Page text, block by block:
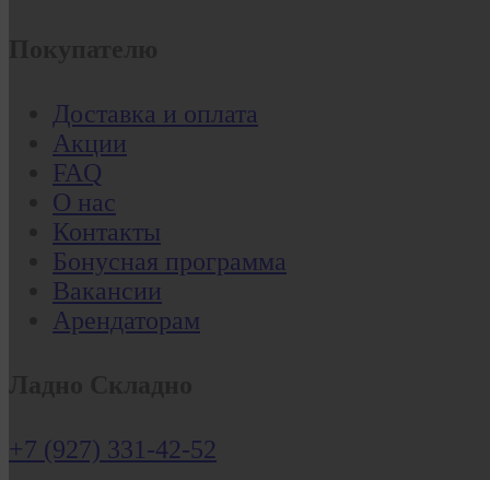
Доставка и оплата
Акции
FAQ
О нас
Контакты
Бонусная программа
Вакансии
Арендаторам
+7 (927) 331-42-52